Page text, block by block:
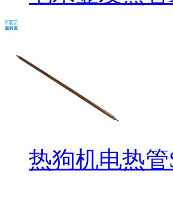
热狗机电热管